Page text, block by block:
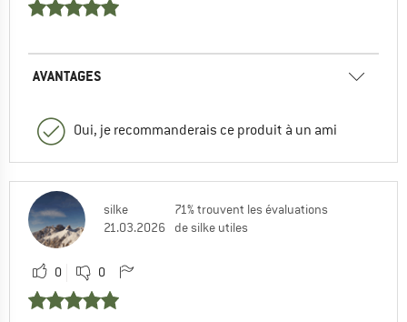
AVANTAGES
Oui, je recommanderais ce produit à un ami
silke
21.03.2026
71% trouvent les évaluations
de silke utiles
0 0